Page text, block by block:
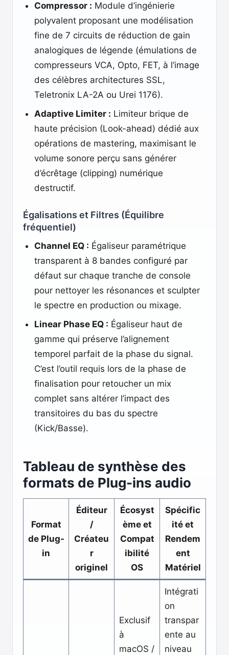
Compressor : Module d’ingénierie
polyvalent proposant une modélisation
fine de 7 circuits de réduction de gain
analogiques de légende (émulations de
compresseurs VCA, Opto, FET, à l’image
des célèbres architectures SSL,
Teletronix LA-2A ou Urei 1176).
Adaptive Limiter : Limiteur brique de
haute précision (Look-ahead) dédié aux
opérations de mastering, maximisant le
volume sonore perçu sans générer
d’écrêtage (clipping) numérique
destructif.
Égalisations et Filtres (Équilibre
fréquentiel)
Channel EQ : Égaliseur paramétrique
transparent à 8 bandes configuré par
défaut sur chaque tranche de console
pour nettoyer les résonances et sculpter
le spectre en production ou mixage.
Linear Phase EQ : Égaliseur haut de
gamme qui préserve l’alignement
temporel parfait de la phase du signal.
C’est l’outil requis lors de la phase de
finalisation pour retoucher un mix
complet sans altérer l’impact des
transitoires du bas du spectre
(Kick/Basse).
Tableau de synthèse des
formats de Plug-ins audio
Format
de Plug-
in
Éditeur
/
Créateu
r
originel
Écosyst
ème et
Compat
ibilité
OS
Spécific
ité et
Rendem
ent
Matériel
Exclusif
à
macOS /
Intégrati
on
transpar
ente au
niveau